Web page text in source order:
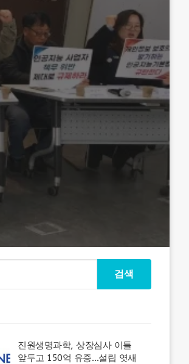
진원생명과학, 상장심사 이틀
앞두고 150억 유증…설립 엿새